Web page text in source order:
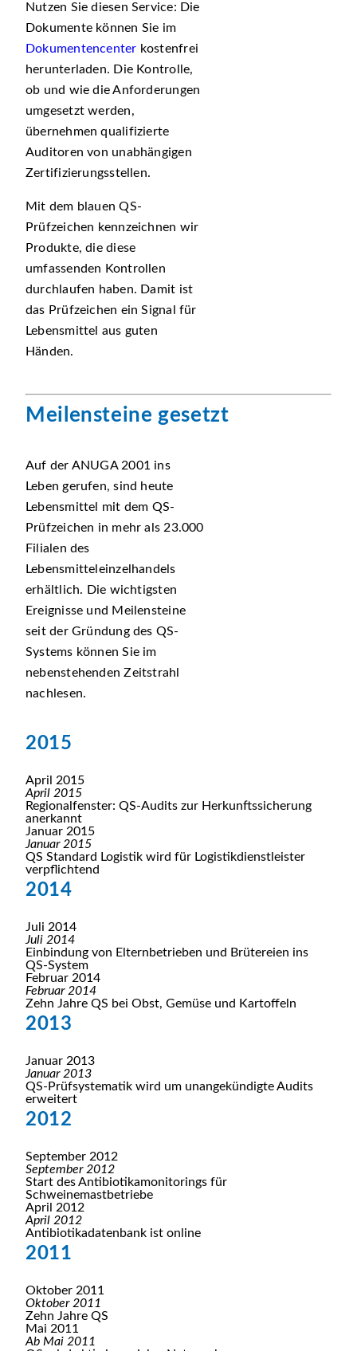
Nutzen Sie diesen Service: Die
Dokumente können Sie im
Dokumentencenter kostenfrei
herunterladen. Die Kontrolle,
ob und wie die Anforderungen
umgesetzt werden,
übernehmen qualifizierte
Auditoren von unabhängigen
Zertifizierungsstellen.
Mit dem blauen QS-
Prüfzeichen kennzeichnen wir
Produkte, die diese
umfassenden Kontrollen
durchlaufen haben. Damit ist
das Prüfzeichen ein Signal für
Lebensmittel aus guten
Händen.
Meilensteine gesetzt
Auf der ANUGA 2001 ins
Leben gerufen, sind heute
Lebensmittel mit dem QS-
Prüfzeichen in mehr als 23.000
Filialen des
Lebensmitteleinzelhandels
erhältlich. Die wichtigsten
Ereignisse und Meilensteine
seit der Gründung des QS-
Systems können Sie im
nebenstehenden Zeitstrahl
nachlesen.
2015
April 2015
April 2015
Regionalfenster: QS-Audits zur Herkunftssicherung
anerkannt
Januar 2015
Januar 2015
QS Standard Logistik wird für Logistikdienstleister
verpflichtend
2014
Juli 2014
Juli 2014
Einbindung von Elternbetrieben und Brütereien ins
QS-System
Februar 2014
Februar 2014
Zehn Jahre QS bei Obst, Gemüse und Kartoffeln
2013
Januar 2013
Januar 2013
QS-Prüfsystematik wird um unangekündigte Audits
erweitert
2012
September 2012
September 2012
Start des Antibiotikamonitorings für
Schweinemastbetriebe
April 2012
April 2012
Antibiotikadatenbank ist online
2011
Oktober 2011
Oktober 2011
Zehn Jahre QS
Mai 2011
Ab Mai 2011